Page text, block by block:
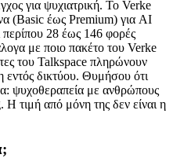
για ψυχιατρική. Το Verke
(Basic έως Premium) για AI
28 έως 146 φορές
με ποιο πακέτο του Verke
του Talkspace πληρώνουν
δικτύου. Θυμήσου ότι
ψυχοθεραπεία με ανθρώπους
Η τιμή από μόνη της δεν είναι η